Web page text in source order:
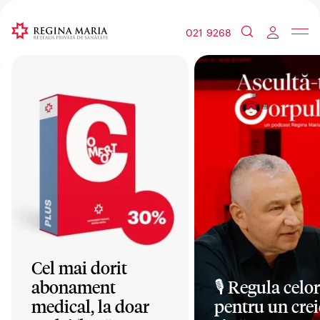
021 9268
Cel mai dorit
abonament
medical, la doar
🎙️ Regula
pentru un